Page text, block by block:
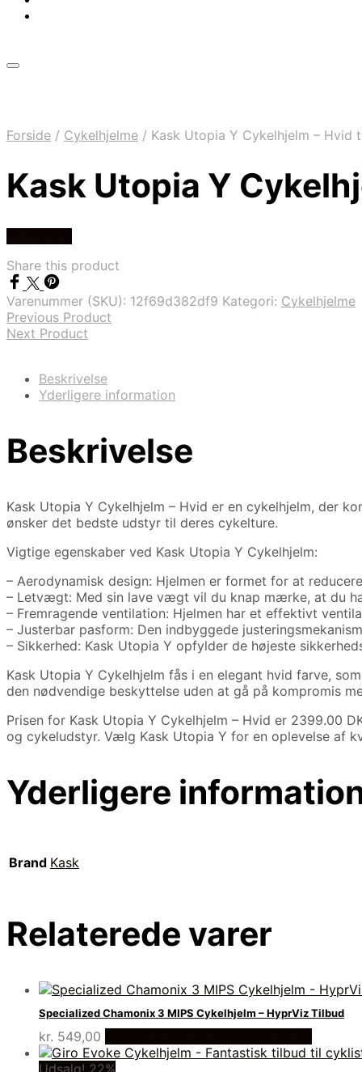
Forside / Cykelhjelme / Kask Utopia Y Cykelhjelm – Hvid
Kask Utopia Y
Share this product
Varenummer (SKU): 12f69d382df9 Kategori: Cykelhjelme
Previous Product
Next Product
Beskrivelse
Yderligere information
Beskrivelse
Kask Utopia Y Cykelhjelm – Hvid er en cykelhjelm, der
ønsker det bedste udstyr til deres cykelture.
Vigtige egenskaber ved Kask Utopia Y Cykelhjelm:
– Aerodynamisk design: Hjelmen er formet for at
– Letvægt: Med sin lave vægt vil du knap mærke, at du
– Fremragende ventilation: Hjelmen har et effektivt
– Justerbar pasform: Den indbyggede
– Sikkerhed: Kask Utopia Y opfylder de højeste
Kask Utopia Y Cykelhjelm fås i en elegant hvid farve,
den nødvendige beskyttelse uden at gå på kompromis
Prisen for Kask Utopia Y Cykelhjelm – Hvid er 2399.00
og cykeludstyr. Vælg Kask Utopia Y for en oplevelse af
Yderligere
Brand Kask
Relaterede varer
Specialized Chamonix 3 MIPS Cykelhjelm – HyprViz Tilbud
kr. 549,00
Udsalg! 22%